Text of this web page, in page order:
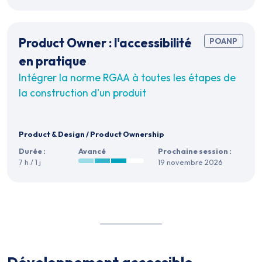
POANP
Product Owner : l'accessibilité
en pratique
Intégrer la norme RGAA à toutes les étapes de
la construction d'un produit
Product & Design/Product Ownership
Durée :
7 h / 1 j
Avancé
Prochaine session :
19 novembre 2026